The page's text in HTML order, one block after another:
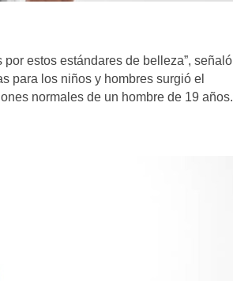
estos estándares de belleza”, señaló
para los niños y hombres surgió el
normales de un hombre de 19 años.